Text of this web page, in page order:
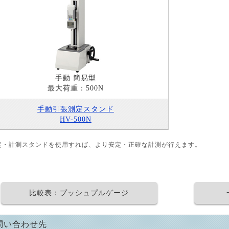
手動 簡易型
最大荷重：500N
手動引張測定スタンド
HV-500N
計測スタンドを使用すれば、より安定・正確な計測が行えます。
比較表：プッシュプルゲージ
い合わせ先